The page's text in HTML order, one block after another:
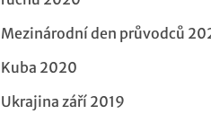
Mezinárodní den průvodců
Kuba 2020
Ukrajina září 2019